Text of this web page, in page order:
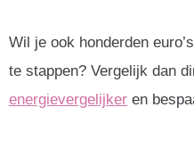
Wil je ook honderden
te stappen? Vergelijk dan
energievergelijker en